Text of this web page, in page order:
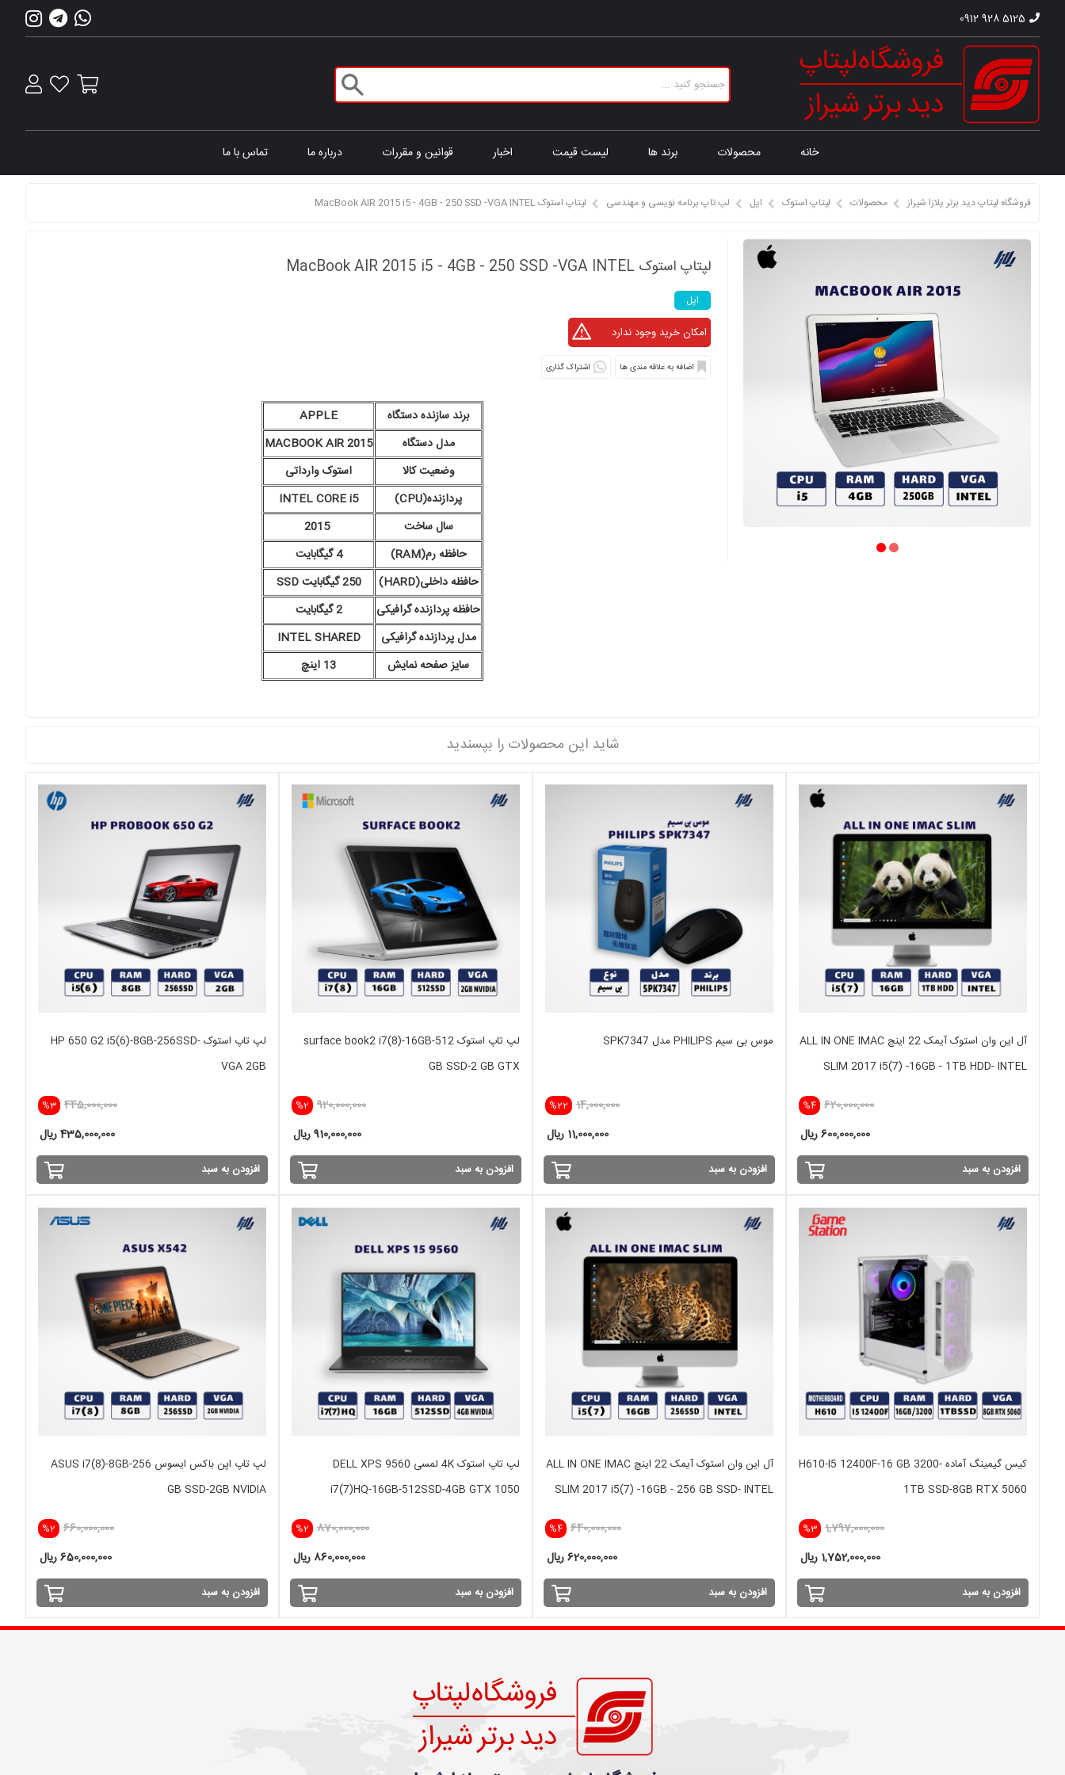
0912 928 5125
خانه محصولات برند ها لیست قیمت اخبار قوانین و مقررات درباره ما تماس با ما
فروشگاه لپتاپ دید برتر پلازا شیراز محصولات لپتاپ استوک اپل لپ تاپ برنامه نویسی و مهندسی لپتاپ استوک MacBook AIR 2015 i5 - 4GB - 250 SSD -VGA INTEL
لپتاپ استوک MacBook AIR 2015 i5 - 4GB - 250 SSD -VGA INTEL
اپل
اشتراک گذاری
برند سازنده دستگاه
APPLE
مدل دستگاه
MACBOOK AIR 2015
وضعیت کالا
استوک وارداتی
پردازنده(CPU)
INTEL CORE i5
سال ساخت
2015
حافظه رم(RAM)
4 گیگابایت
حافظه داخلی(HARD)
250 گیگابایت SSD
حافظه پردازنده گرافیکی
2 گیگابایت
مدل پردازنده گرافیکی
INTEL SHARED
سایز صفحه نمایش
13 اینچ
شاید این محصولات را بپسندید
آل این وان استوک آیمک 22 اینچ ALL IN ONE IMAC
SLIM 2017 i5(7) -16GB - 1TB HDD- INTEL
%4 620,000,000
600,000,000 ریال
افزودن به سبد
موس بی سیم PHILIPS مدل SPK7347
%22 14,000,000
11,000,000 ریال
افزودن به سبد
لپ تاپ استوک surface book2 i7(8)-16GB-512
GB SSD-2 GB GTX
%2 920,000,000
910,000,000 ریال
افزودن به سبد
لپ تاپ استوک HP 650 G2 i5(6)-8GB-256SSD-
VGA 2GB
%3 445,000,000
435,000,000 ریال
افزودن به سبد
کیس گیمینگ آماده H610-I5 12400F-16 GB 3200-
1TB SSD-8GB RTX 5060
%3 1,797,000,000
1,752,000,000 ریال
افزودن به سبد
آل این وان استوک آیمک 22 اینچ ALL IN ONE IMAC
SLIM 2017 i5(7) -16GB - 256 GB SSD- INTEL
%4 640,000,000
620,000,000 ریال
افزودن به سبد
لپ تاپ استوک 4K لمسی DELL XPS 9560
i7(7)HQ-16GB-512SSD-4GB GTX 1050
%2 870,000,000
860,000,000 ریال
افزودن به سبد
لپ تاپ اپن باکس ایسوس ASUS i7(8)-8GB-256
GB SSD-2GB NVIDIA
%2 660,000,000
650,000,000 ریال
افزودن به سبد